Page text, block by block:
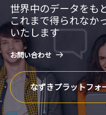
世界中のデータをもと
これまで得られなか
いたします
お問い合わせ
なずきプラットフォ